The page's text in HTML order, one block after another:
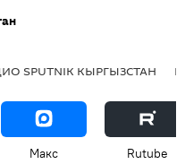
SPUTNIK КЫРГЫЗСТАН
Макс Rutube